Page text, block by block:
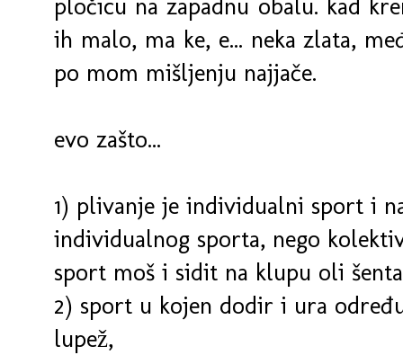
pločicu na zapadnu obalu. kad
ih malo, ma ke, e... neka zlata,
po mom mišljenju najjače.
evo zašto...
1) plivanje je individualni sport i
individualnog sporta, nego
sport moš i sidit na klupu oli
2) sport u kojen dodir i ura
lupež,